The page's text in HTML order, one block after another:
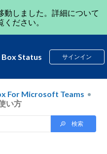
動しました。詳細について
ください。
Box Status サインイン
For Microsoft Teams
い方